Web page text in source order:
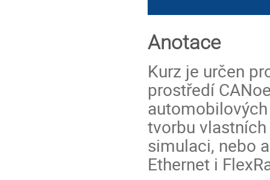
Anotace
Kurz je určen
prostředí
tvorbu
simulaci, nebo
Ethernet i